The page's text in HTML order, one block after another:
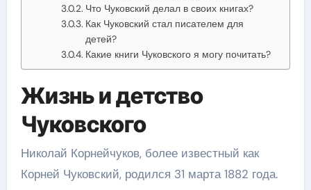
Что Чуковский делал в своих книгах?
Как Чуковский стал писателем для
детей?
Какие книги Чуковского я могу почитать?
Жизнь и детство
Чуковского
Николай Корнейчуков, более известный как
Корней Чуковский, родился 31 марта 1882 года.